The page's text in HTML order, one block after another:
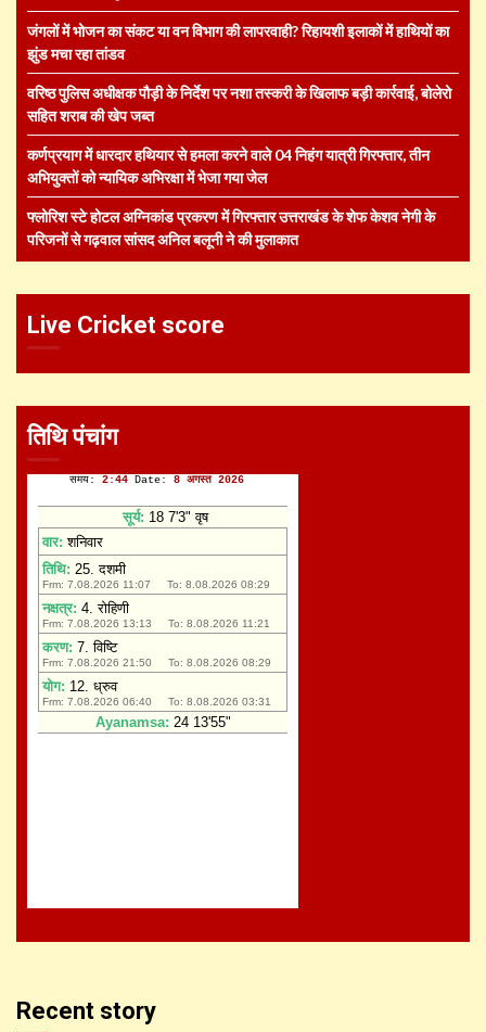
जंगलों में भोजन का संकट या वन विभाग की लापरवाही? रिहायशी इलाकों में हाथियों का
झुंड मचा रहा तांडव
वरिष्ठ पुलिस अधीक्षक पौड़ी के निर्देश पर नशा तस्करी के खिलाफ बड़ी कार्रवाई, बोलेरो
सहित शराब की खेप जब्त
कर्णप्रयाग में धारदार हथियार से हमला करने वाले 04 निहंग यात्री गिरफ्तार, तीन
अभियुक्तों को न्यायिक अभिरक्षा में भेजा गया जेल
फ्लोरिश स्टे होटल अग्निकांड प्रकरण में गिरफ्तार उत्तराखंड के शेफ केशव नेगी के
परिजनों से गढ़वाल सांसद अनिल बलूनी ने की मुलाकात
Live Cricket score
तिथि पंचांग
Recent story